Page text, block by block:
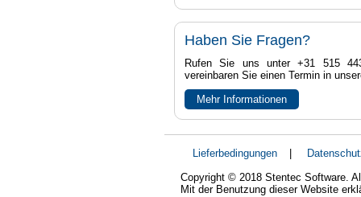
Haben Sie Fragen?
Rufen Sie uns unter +31 515
vereinbaren Sie einen Termin in
Mehr Informationen
Lieferbedingungen
Copyright © 2018 Stentec Software.
Mit der Benutzung dieser Website